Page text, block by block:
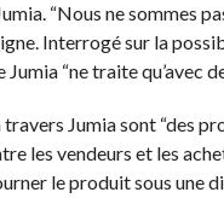
“Nous ne sommes
Interrogé sur la
“ne traite qu’avec
Jumia sont “des
les vendeurs et les
le produit sous une